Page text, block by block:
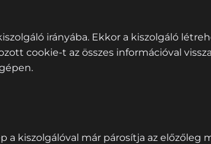
irányába. Ekkor a kiszolgáló
cookie-t az összes információval
a kiszolgálóval már párosítja az előzőleg